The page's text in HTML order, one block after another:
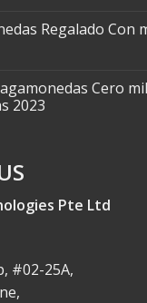
Regalado Con
Cero
2023
Pte Ltd
#02-25A,